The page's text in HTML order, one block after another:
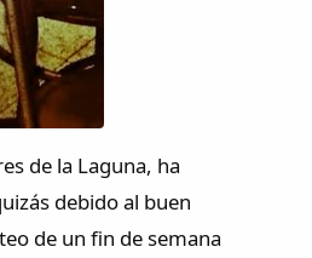
de la Laguna, ha
debido al buen
de un fin de semana